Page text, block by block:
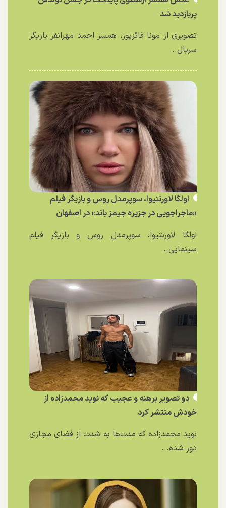
پربازدید شد
تصویری از مونا فائزپور، همسر احمد مهرانفر بازیگر
سریال...
اولگا لاورنتیوا، سوپرمدل روس و بازیگر فیلم
«ماجراجویی در جزیره جیمز باند» در اصفهان
اولگا لاورنتیوا، سوپرمدل روس و بازیگر فیلم
سینمایی...
دو تصویر برهنه و عجیب که نوید محمدزاده از
خودش منتشر کرد
نوید محمدزاده که مدت‌ها به شدت از فضای مجازی
دور شده...